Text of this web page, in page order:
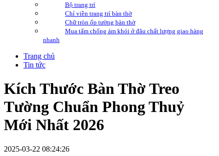
Bộ trang trí
Chỉ viền trang trí bàn thờ
Chữ tròn ốp tường bàn thờ
Mua tấm chống ám khói ở đâu chất lượng giao hàng
nhanh
Trang chủ
Tin tức
Kích Thước Bàn Thờ Treo
Tường Chuẩn Phong Thuỷ
Mới Nhất 2026
2025-03-22 08:24:26